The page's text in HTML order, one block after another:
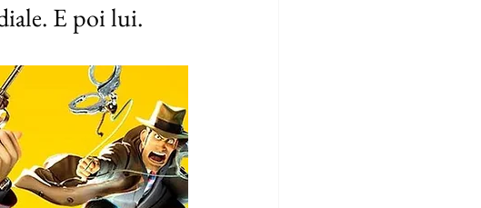
E poi lui.